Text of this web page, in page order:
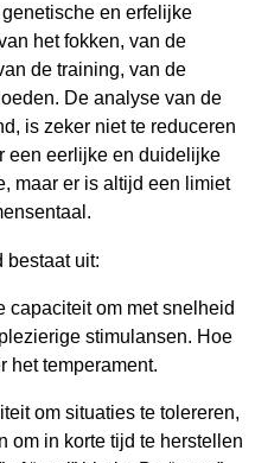
en erfelijke
het fokken, van de
de training, van de
De analyse van de
is zeker niet te reduceren
een eerlijke en duidelijke
maar er is altijd een limiet
bestaat uit:
capaciteit om met snelheid
stimulansen. Hoe
het temperament.
om situaties te tolereren,
om in korte tijd te herstellen